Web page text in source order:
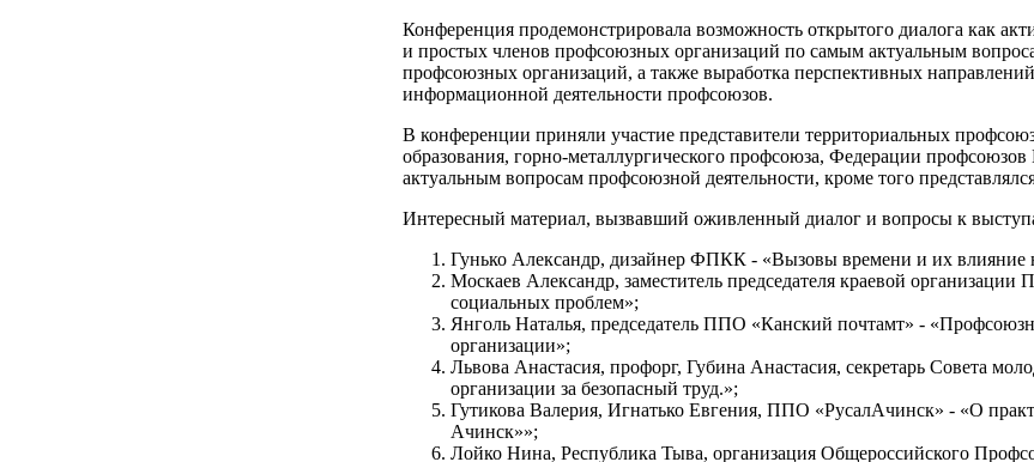
Конференция продемонстрировала возможность открытого диалога как
и простых членов профсоюзных организаций по самым актуальным
профсоюзных организаций, а также выработка перспективных
информационной деятельности профсоюзов.
В конференции приняли участие представители территориальных
образования, горно-металлургического профсоюза, Федерации
актуальным вопросам профсоюзной деятельности, кроме того
Интересный материал, вызвавший оживленный диалог и вопросы к
Гунько Александр, дизайнер ФПКК - «Вызовы времени и их влияние
Москаев Александр, заместитель председателя краевой
социальных проблем»;
Янголь Наталья, председатель ППО «Канский почтамт» -
организации»;
Львова Анастасия, профорг, Губина Анастасия, секретарь
организации за безопасный труд.»;
Гутикова Валерия, Игнатько Евгения, ППО «РусалАчинск» - «О
Ачинск»»;
Лойко Нина, Респyблика Тыва, организация Общероссийского